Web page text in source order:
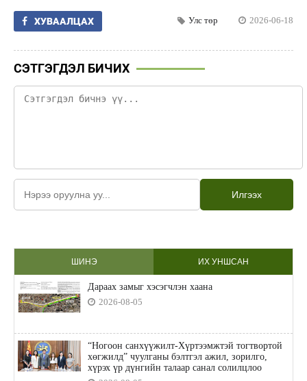
ХУВААЛЦАХ Улс төр 2026-06-18
СЭТГЭГДЭЛ БИЧИХ
Илгээх
ШИНЭ ИХ УНШСАН
Дараах замыг хэсэгчлэн хаана
2026-08-05
“Ногоон санхүүжилт-Хүртээмжтэй тогтвортой
хөгжилд” чуулганы бэлтгэл ажил, зорилго,
хүрэх үр дүнгийн талаар санал солилцлоо